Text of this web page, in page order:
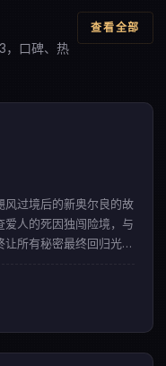
，口碑、热
查看全部
风过境后的新奥尔良的故
人的死因独闯险境，与
让所有秘密最终回归光